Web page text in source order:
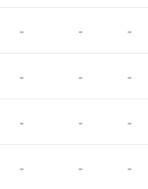
- - -
- - -
- - -
- - -